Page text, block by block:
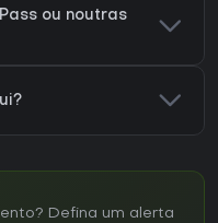
ou noutras
Defina um alerta